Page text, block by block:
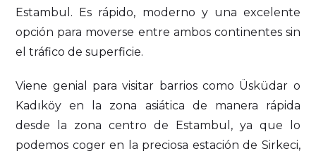
Estambul. Es rápido, moderno y una excelente
opción para moverse entre ambos continentes sin
el tráfico de superficie.
Viene genial para visitar barrios como Üsküdar o
Kadıköy en la zona asiática de manera rápida
desde la zona centro de Estambul, ya que lo
podemos coger en la preciosa estación de Sirkeci,